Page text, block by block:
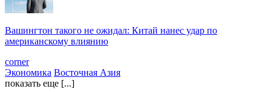
Вашингтон такого не ожидал: Китай нанес удар по
американскому влиянию
corner
Экономика Восточная Азия
показать еще [...]